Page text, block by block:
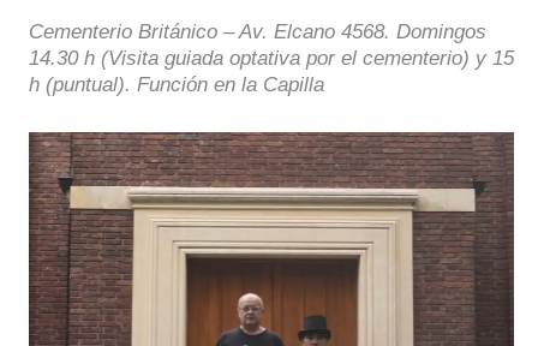
Cementerio Británico – Av. Elcano 4568. Domingos
14.30 h (Visita guiada optativa por el cementerio) y 15
h (puntual). Función en la Capilla